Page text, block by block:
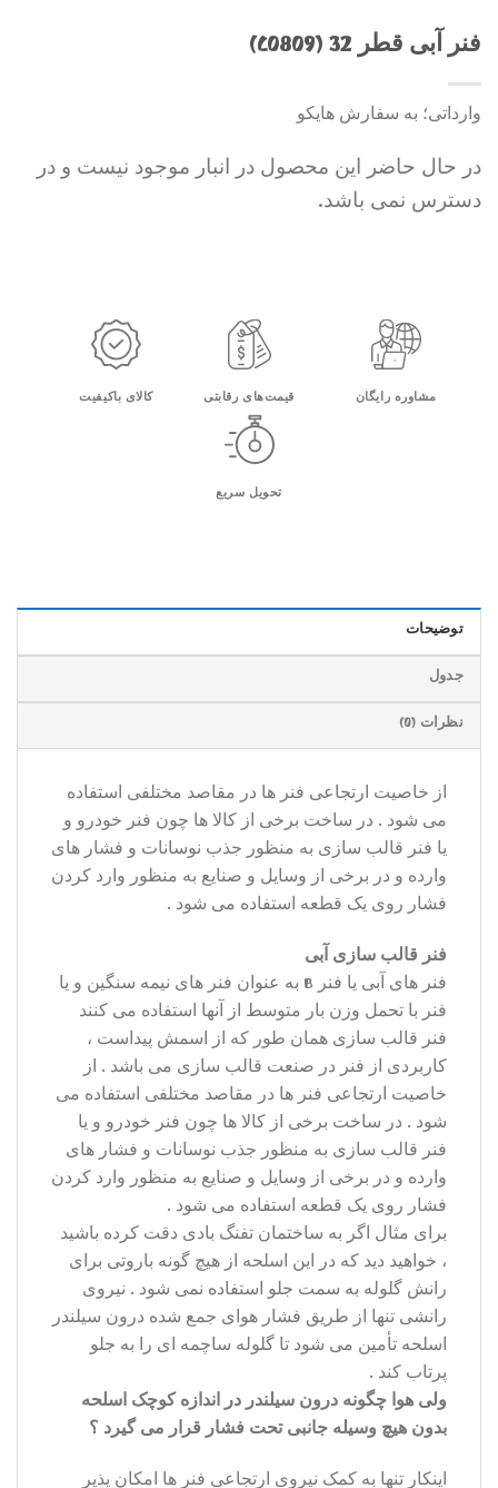
فنر آبی قطر 32 (C0809)
وارداتی؛ به سفارش هایکو
در حال حاضر این محصول در انبار موجود نیست و در
دسترس نمی باشد.
مشاوره رایگان قیمت‌های رقابتی کالای باکیفیت
تحویل سریع
توضیحات
جدول
نظرات (0)
از خاصیت ارتجاعی فنر ها در مقاصد مختلفی استفاده
می شود . در ساخت برخی از کالا ها چون فنر خودرو و
یا فنر قالب سازی به منظور جذب نوسانات و فشار های
وارده و در برخی از وسایل و صنایع به منظور وارد کردن
فشار روی یک قطعه استفاده می شود .
فنر قالب سازی آبی
فنر های آبی یا فنر B به عنوان فنر های نیمه سنگین و یا
فنر با تحمل وزن بار متوسط از آنها استفاده می کنند
فنر قالب سازی همان طور که از اسمش پیداست ،
کاربردی از فنر در صنعت قالب سازی می باشد . از
خاصیت ارتجاعی فنر ها در مقاصد مختلفی استفاده می
شود . در ساخت برخی از کالا ها چون فنر خودرو و یا
فنر قالب سازی به منظور جذب نوسانات و فشار های
وارده و در برخی از وسایل و صنایع به منظور وارد کردن
فشار روی یک قطعه استفاده می شود .
برای مثال اگر به ساختمان تفنگ بادی دقت کرده باشید
، خواهید دید که در این اسلحه از هیچ گونه باروتی برای
رانش گلوله به سمت جلو استفاده نمی شود . نیروی
رانشی تنها از طریق فشار هوای جمع شده درون سیلندر
اسلحه تأمین می شود تا گلوله ساچمه ای را به جلو
پرتاب کند .
ولی هوا چگونه درون سیلندر در اندازه کوچک اسلحه
بدون هیچ وسیله جانبی تحت فشار قرار می گیرد ؟